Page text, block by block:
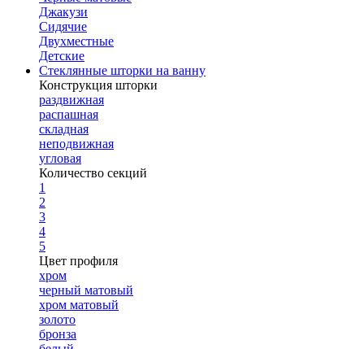
Джакузи
Сидячие
Двухместные
Детские
Стеклянные шторки на ванну
Конструкция шторки
раздвижная
распашная
складная
неподвижная
угловая
Количество секций
1
2
3
4
5
Цвет профиля
хром
черный матовый
хром матовый
золото
бронза